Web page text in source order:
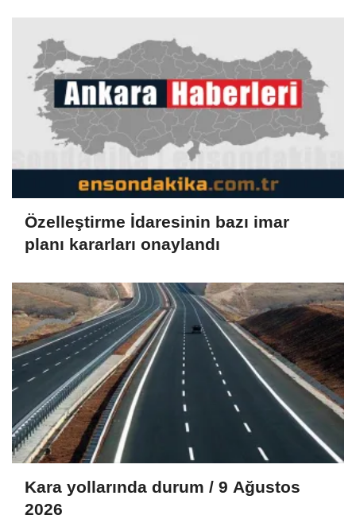
Özelleştirme İdaresinin bazı imar
planı kararları onaylandı
Kara yollarında durum / 9 Ağustos
2026